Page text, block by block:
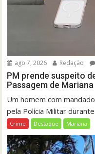
ago 7, 2026 Redação
PM prende suspeito
Passagem de Mariana
Um homem com
pela Polícia Militar
Crime Destaque Mariana